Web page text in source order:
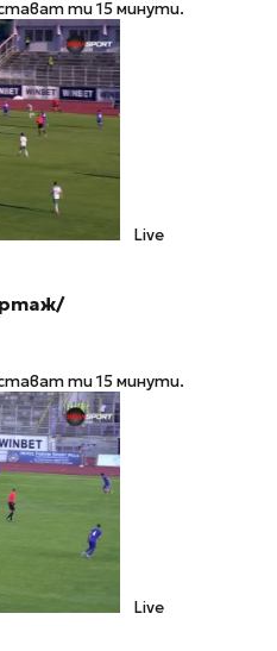
ти 15 минути.
Live
ти 15 минути.
Live